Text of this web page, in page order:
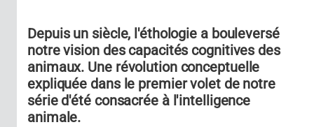
Depuis un siècle, l'éthologie a bouleversé
notre vision des capacités cognitives des
animaux. Une révolution conceptuelle
expliquée dans le premier volet de notre
série d'été consacrée à l'intelligence
animale.